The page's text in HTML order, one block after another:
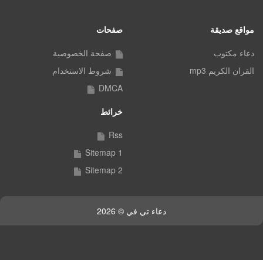
مواقع صديقة
دعاء مكتوب
القران الكريم mp3
صفحات
صفحة الخصوصية
شروط الاستخدام
DMCA
خرائط
Rss
Sitemap 1
Sitemap 2
دعاء تي في © 2026